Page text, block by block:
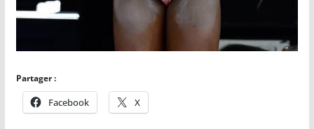
Partager :
Facebook X